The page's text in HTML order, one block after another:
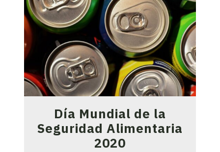
Día Mundial de la
Seguridad Alimentaria
2020